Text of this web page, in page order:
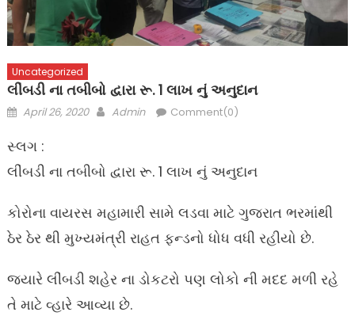
Uncategorized
લીંબડી ના તબીબો દ્વારા રૂ. 1 લાખ નું અનુદાન
Posted
April 26, 2020 Author
Admin Comment(0)
સ્લગ :
લીંબડી ના તબીબો દ્વારા રૂ. 1 લાખ નું અનુદાન
કોરોના વાયરસ મહામારી સામે લડવા માટે ગુજરાત ભરમાંથી
ઠેર ઠેર થી મુખ્યમંત્રી રાહત ફન્ડનો ધોધ વધી રહીયો છે.
જ્યારે લીંબડી શહેર ના ડોકટરો પણ લોકો ની મદદ મળી રહે
તે માટે વ્હારે આવ્યા છે.